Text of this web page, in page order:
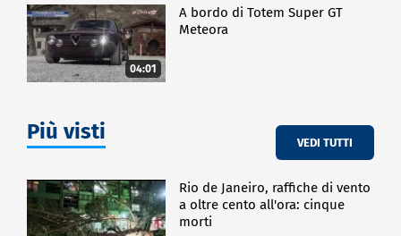
04:01
A bordo di Totem Super GT
Meteora
Più visti VEDI TUTTI
Rio de Janeiro, raffiche di vento
a oltre cento all'ora: cinque
morti